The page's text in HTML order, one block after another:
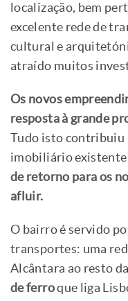
localização, bem
excelente rede de
cultural e
atraído muitos
Os novos
resposta à grande
Tudo isto contribuiu
imobiliário
de retorno para os
afluir.
O bairro é servido
transportes: uma
Alcântara ao resto
de ferroque liga